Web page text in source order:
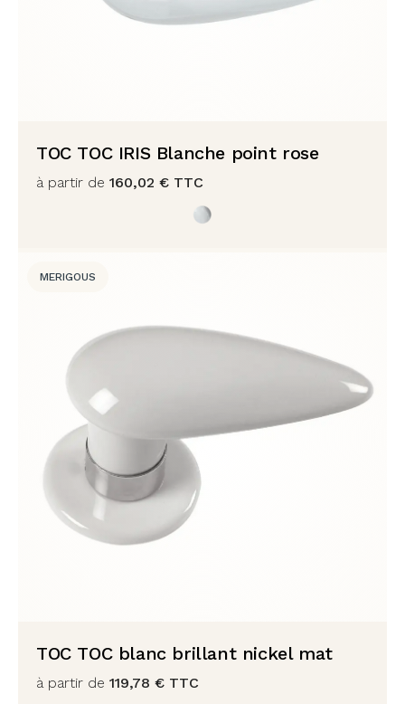
TOC TOC IRIS Blanche point rose
à partir de 160,02 € TTC
MERIGOUS
TOC TOC blanc brillant nickel mat
à partir de 119,78 € TTC